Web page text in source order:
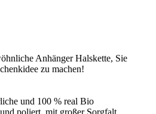
Anhänger Halskette, Sie
zu machen!
und 100 % real Bio
poliert, mit großer Sorgfalt